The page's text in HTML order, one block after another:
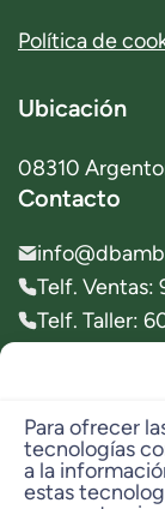
Para ofrecer
tecnologías
a la
estas
Política de
Ubicación
08310
Contacto
Telf. Ventas:
Telf. Taller: